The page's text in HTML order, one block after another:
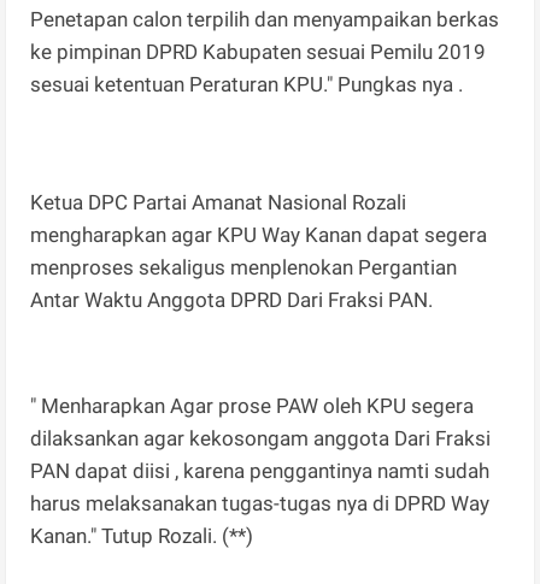
Penetapan calon terpilih dan menyampaikan berkas
ke pimpinan DPRD Kabupaten sesuai Pemilu 2019
sesuai ketentuan Peraturan KPU." Pungkas nya .
Ketua DPC Partai Amanat Nasional Rozali
mengharapkan agar KPU Way Kanan dapat segera
menproses sekaligus menplenokan Pergantian
Antar Waktu Anggota DPRD Dari Fraksi PAN.
" Menharapkan Agar prose PAW oleh KPU segera
dilaksankan agar kekosongam anggota Dari Fraksi
PAN dapat diisi , karena penggantinya namti sudah
harus melaksanakan tugas-tugas nya di DPRD Way
Kanan." Tutup Rozali. (**)